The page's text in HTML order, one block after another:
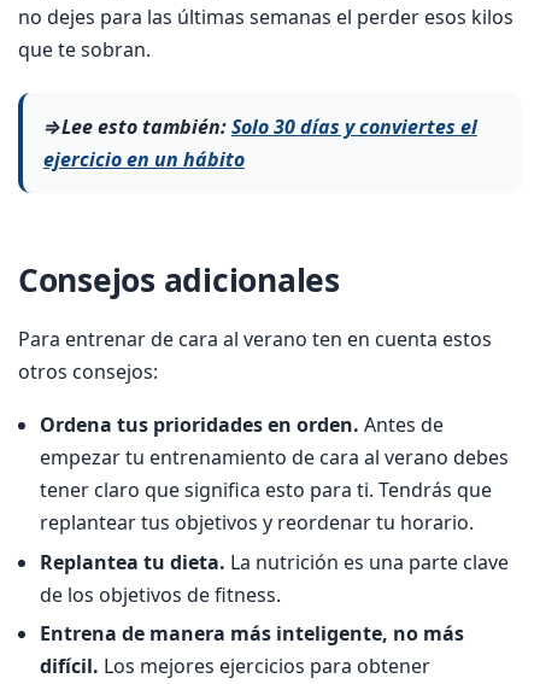
no dejes para las últimas semanas el perder esos kilos
que te sobran.
⇒Lee esto también:Solo 30 días y conviertes el
ejercicio en un hábito
Consejos adicionales
Para entrenar de cara al verano ten en cuenta estos
otros consejos:
Ordena tus prioridades en orden. Antes de
empezar tu entrenamiento de cara al verano debes
tener claro que significa esto para ti. Tendrás que
replantear tus objetivos y reordenar tu horario.
Replantea tu dieta. La nutrición es una parte clave
de los objetivos de fitness.
Entrena de manera más inteligente, no más
difícil. Los mejores ejercicios para obtener